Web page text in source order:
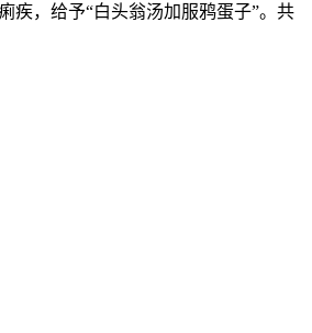
疾，给予“白头翁汤加服鸦蛋子”。共